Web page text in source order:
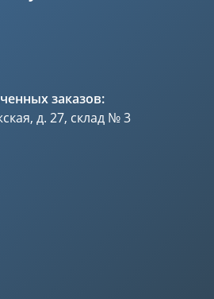
заказов:
д. 27, склад № 3